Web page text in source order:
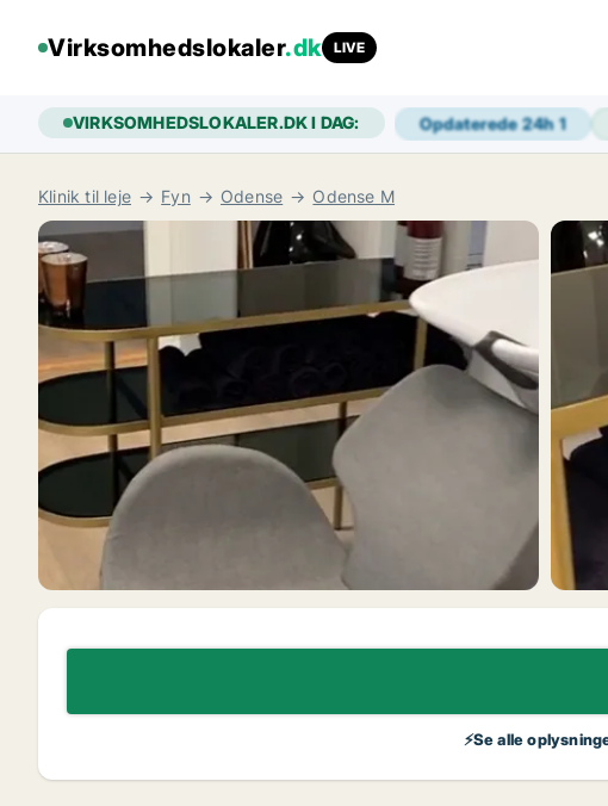
Virksomhedslokaler.dk LIVE
VIRKSOMHEDSLOKALER.DK I DAG: Opdaterede 24h1
Klinik til leje Fyn Odense Odense M
⚡Se alle